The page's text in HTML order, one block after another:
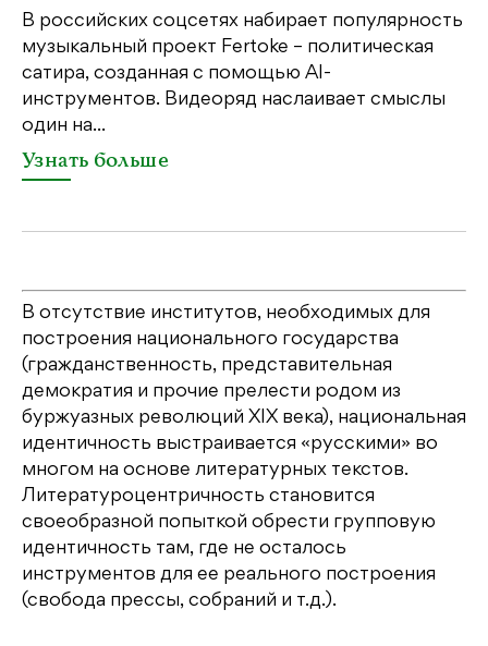
В российских соцсетях набирает популярность
музыкальный проект Fertoke – политическая
сатира, созданная с помощью AI-
инструментов. Видеоряд наслаивает смыслы
один на...
Узнать больше
В отсутствие институтов, необходимых для
построения национального государства
(гражданственность, представительная
демократия и прочие прелести родом из
буржуазных революций XIX века), национальная
идентичность выстраивается «русскими» во
многом на основе литературных текстов.
Литературоцентричность становится
своеобразной попыткой обрести групповую
идентичность там, где не осталось
инструментов для ее реального построения
(свобода прессы, собраний и т.д.).